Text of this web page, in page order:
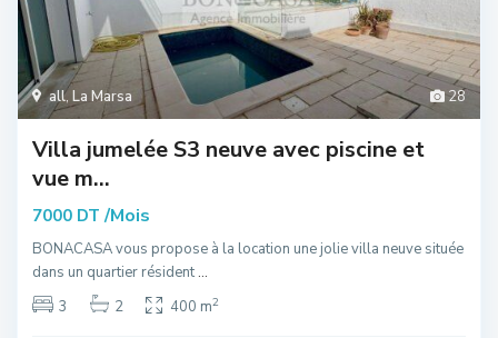
28
all, La Marsa
Villa jumelée S3 neuve avec piscine et
vue m...
7000 DT /Mois
BONACASA vous propose à la location une jolie villa neuve située
dans un quartier résident...
3
2 400 m2